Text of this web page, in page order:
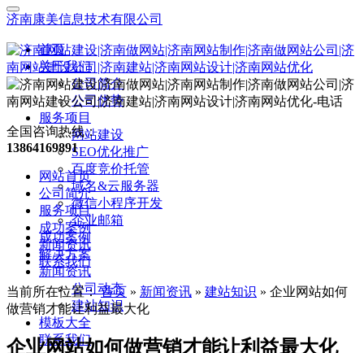
济南康美信息技术有限公司
首页
关于我们
公司简介
公司优势
服务项目
网站建设
SEO优化推广
百度竞价托管
域名&云服务器
微信小程序开发
企业邮箱
成功案例
解决方案
新闻资讯
公司动态
建站知识
模板大全
联系我们
全国咨询热线：
13864169891
网站首页
公司简介
服务项目
成功案例
新闻资讯
联系我们
当前所在位置：首页 » 新闻资讯 » 建站知识 » 企业网站如何
做营销才能让利益最大化
企业网站如何做营销才能让利益最大化